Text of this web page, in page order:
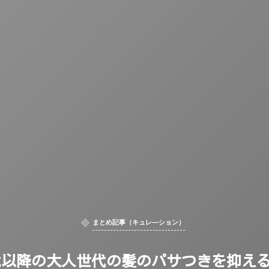
まとめ記事（キュレ―ション）
降の大人世代の髪のパサつきを抑え